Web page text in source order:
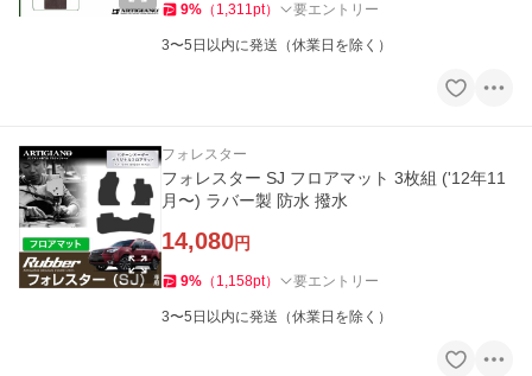
9% （ 1,311pt） 要エントリー
3〜5日以内に発送（休業日を除く）
フォレスター
フォレスター SJ フロアマット 3枚組 ('12年11
月〜) ラバー製 防水 撥水
14,080円
9% （ 1,158pt） 要エントリー
3〜5日以内に発送（休業日を除く）